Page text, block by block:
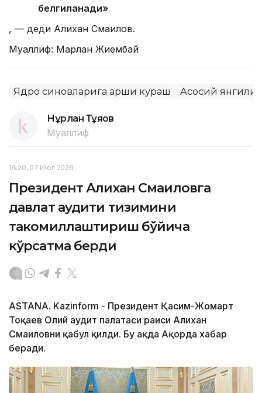
белгиланади»
, — деди Алихан Смаилов.
Муаллиф: Марлан Жиембай
Ядро синовларига қарши кураш Асосий янгилик
Нұрлан Тұяқов
Муаллиф
16:20, 07 Июл 2026
Президент Алихан Смаиловга
давлат аудити тизимини
такомиллаштириш бўйича
кўрсатма берди
ASTANA. Kazinform - Президент Қасим-Жомарт
Тоқаев Олий аудит палатаси раиси Алихан
Смаиловни қабул қилди. Бу ҳақда Ақорда хабар
беради.